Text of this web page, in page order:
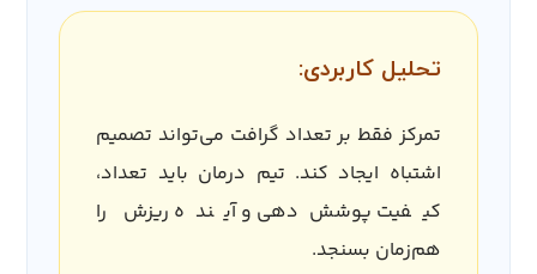
تحلیل کاربردی:
تمرکز فقط بر تعداد گرافت می‌تواند تصمیم
اشتباه ایجاد کند. تیم درمان باید تعداد،
کیفیت پوشش‌دهی و آینده ریزش را
هم‌زمان بسنجد.